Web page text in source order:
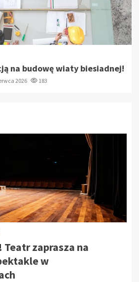
na budowę wiaty biesiadnej!
2026 183
Teatr zaprasza na
w